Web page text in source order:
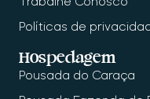
Políticas de
Hospedagem
Pousada do Caraça